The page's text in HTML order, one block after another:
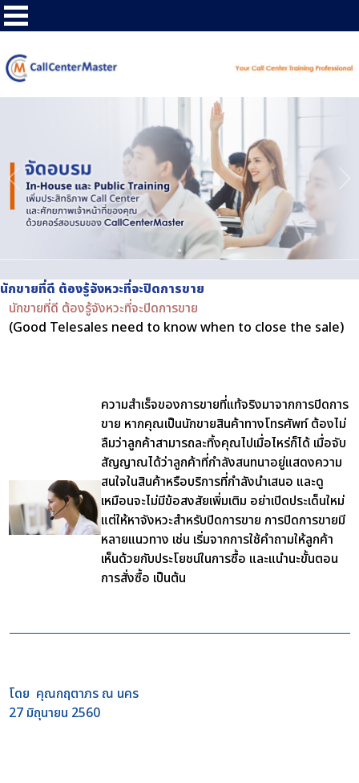
นักขายที่ดี ต้องรู้จังหวะที่จะปิดการขาย
นักขายที่ดี ต้องรู้จังหวะที่จะปิดการขาย
(Good Telesales need to know when to close the sale)
ความสำเร็จของการขายที่แท้จริงมาจากการปิดการ
ขาย หากคุณเป็นนักขายสินค้าทางโทรศัพท์ ต้องไม่
ลืมว่าลูกค้าสามารถละทิ้งคุณไปเมื่อไหร่ก็ได้ เมื่อจับ
สัญญาณได้ว่าลูกค้าที่กำลังสนทนาอยู่แสดงความ
สนใจในสินค้าหรือบริการที่กำลังนำเสนอ และดู
เหมือนจะไม่มีข้อสงสัยเพิ่มเติม อย่าเปิดประเด็นใหม่
แต่ให้หาจังหวะสำหรับปิดการขาย การปิดการขายมี
หลายแนวทาง เช่น เริ่มจากการใช้คำถามให้ลูกค้า
เห็นด้วยกับประโยชน์ในการซื้อ และแนำนะขั้นตอน
การสั่งซื้อ เป็นต้น
โดย คุณกฤตาภร ณ นคร
27 มิถุนายน 2560